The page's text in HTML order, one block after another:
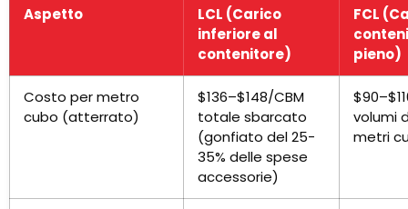
Aspetto
LCL (Carico
inferiore al
contenitore)
FCL
pieno)
Costo per metro
cubo (atterrato)
$136–$148/CBM
totale sbarcato
(gonfiato del 25-
35% delle spese
accessorie)
volumi
metri